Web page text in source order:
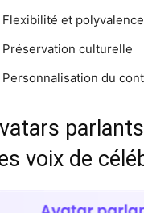
Flexibilité et polyvalence
Préservation culturelle
Personnalisation du
voix de